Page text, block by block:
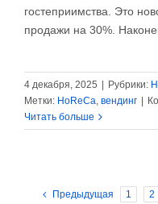
гостеприимства. Это
продажи на 30%.
4 декабря, 2025 | Рубрики:
Метки: HoReCa вендинг |
Читать больше
Предыдущая 1 2